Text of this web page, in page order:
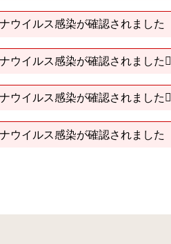
ウイルス感染が確認されました
ウイルス感染が確認されました
ウイルス感染が確認されました
ウイルス感染が確認されました